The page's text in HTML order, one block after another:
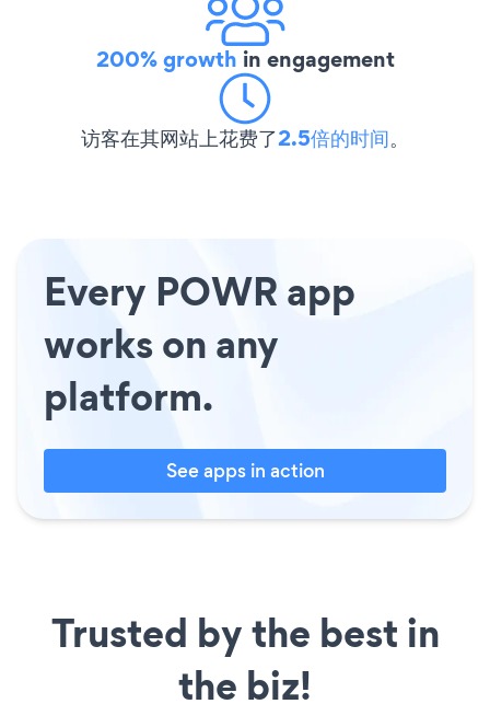
200% growth in engagement
访客在其网站上花费了2.5倍的时间。
Every POWR app
works on any
platform.
See apps in action
Trusted by the best in
the biz!